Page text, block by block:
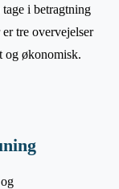
i betragtning
tre overvejelser
og økonomisk.